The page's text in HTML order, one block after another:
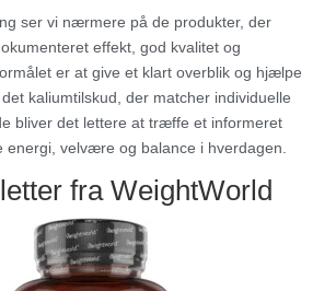
ser vi nærmere på de produkter, der
effekt, god kvalitet og
er at give et klart overblik og hjælpe
kaliumtilskud, der matcher individuelle
bliver det lettere at træffe et informeret
energi, velvære og balance i hverdagen.
fra WeightWorld